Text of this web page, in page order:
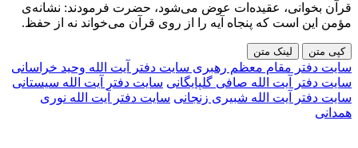
قرآن بخوانی، عقیده‌ات عوض می‌شود، حضرت فرمودند: نشانه‌ی
مؤمن این است که پنجاه آیه را از روی قرآن می‌خواند نه از حفظ.
کپی متن لینک متن
سایت دفتر مقام معظم رهبری سایت دفتر آیت الله وحید خراسانی
سایت دفتر آیت الله صافی گلپایگانی سایت دفتر آیت الله سیستانی
سایت دفتر آیت الله شبیری زنجانی سایت دفتر آیت الله نوری
همدانی